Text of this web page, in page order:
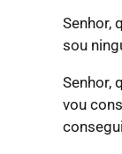
Senhor,
sou
Senhor,
vou